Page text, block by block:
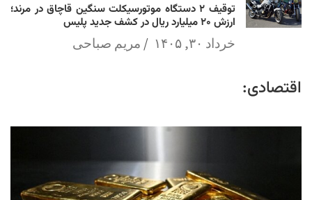
توقیف ۲ دستگاه موتورسیکلت سنگین قاچاق در مرند؛
ارزش ۲۰ میلیارد ریال در کشف جدید پلیس
خرداد ۳۰, ۱۴۰۵ مریم صباحی
اقتصادی: